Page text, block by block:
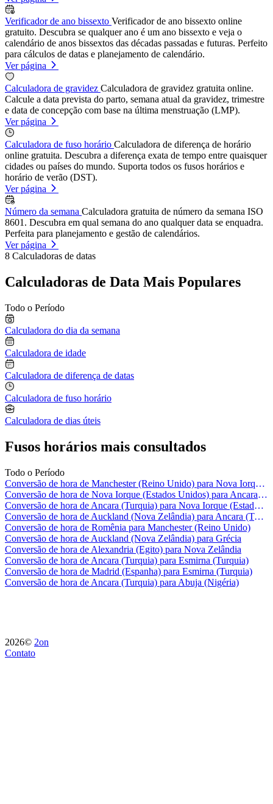
Verificador de ano bissexto Verificador de ano bissexto online
gratuito. Descubra se qualquer ano é um ano bissexto e veja o
calendário de anos bissextos das décadas passadas e futuras. Perfeito
para cálculos de datas e planejamento de calendário.
Ver página
Calculadora de gravidez Calculadora de gravidez gratuita online.
Calcule a data prevista do parto, semana atual da gravidez, trimestre
e data de concepção com base na última menstruação (LMP).
Ver página
Calculadora de fuso horário Calculadora de diferença de horário
online gratuita. Descubra a diferença exata de tempo entre quaisquer
cidades ou países do mundo. Suporta todos os fusos horários e
horário de verão (DST).
Ver página
Número da semana Calculadora gratuita de número da semana ISO
8601. Descubra em qual semana do ano qualquer data se enquadra.
Perfeita para planejamento e gestão de calendários.
Ver página
8 Calculadoras de datas
Calculadoras de Data Mais Populares
Todo o Período
Calculadora do dia da semana
Calculadora de idade
Calculadora de diferença de datas
Calculadora de fuso horário
Calculadora de dias úteis
Fusos horários mais consultados
Todo o Período
Conversão de hora de Manchester (Reino Unido) para Nova Iorque (Estados Unidos)
Conversão de hora de Nova Iorque (Estados Unidos) para Ancara (Turquia)
Conversão de hora de Ancara (Turquia) para Nova Iorque (Estados Unidos)
Conversão de hora de Auckland (Nova Zelândia) para Ancara (Turquia)
Conversão de hora de Romênia para Manchester (Reino Unido)
Conversão de hora de Auckland (Nova Zelândia) para Grécia
Conversão de hora de Alexandria (Egito) para Nova Zelândia
Conversão de hora de Ancara (Turquia) para Esmirna (Turquia)
Conversão de hora de Madrid (Espanha) para Esmirna (Turquia)
Conversão de hora de Ancara (Turquia) para Abuja (Nigéria)
2026© 2on
Contato